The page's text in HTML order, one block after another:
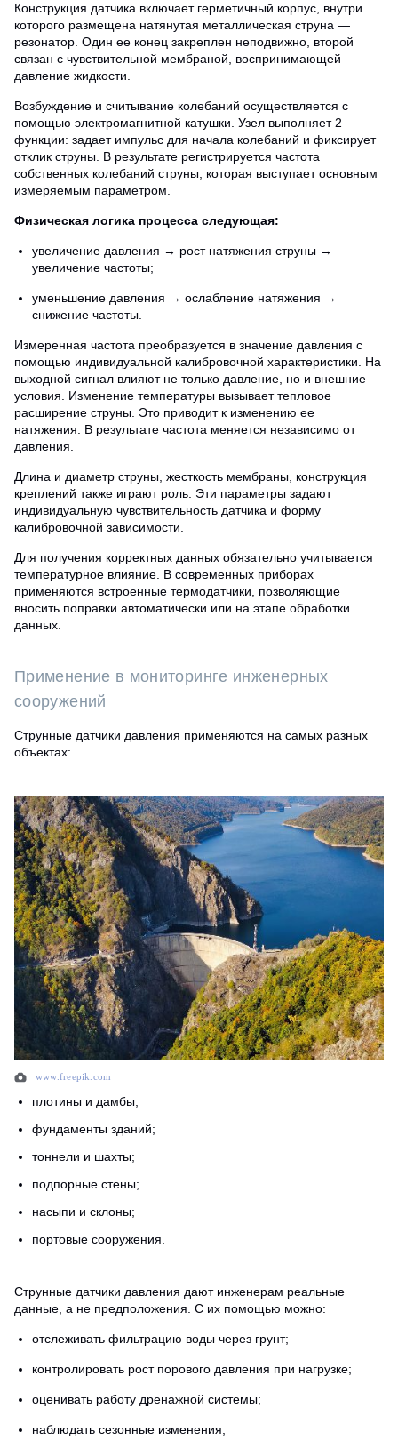
Конструкция датчика включает герметичный корпус, внутри
которого размещена натянутая металлическая струна —
резонатор. Один ее конец закреплен неподвижно, второй
связан с чувствительной мембраной, воспринимающей
давление жидкости.
Возбуждение и считывание колебаний осуществляется с
помощью электромагнитной катушки. Узел выполняет 2
функции: задает импульс для начала колебаний и фиксирует
отклик струны. В результате регистрируется частота
собственных колебаний струны, которая выступает основным
измеряемым параметром.
Физическая логика процесса следующая:
увеличение давления → рост натяжения струны →
увеличение частоты;
уменьшение давления → ослабление натяжения →
снижение частоты.
Измеренная частота преобразуется в значение давления с
помощью индивидуальной калибровочной характеристики. На
выходной сигнал влияют не только давление, но и внешние
условия. Изменение температуры вызывает тепловое
расширение струны. Это приводит к изменению ее
натяжения. В результате частота меняется независимо от
давления.
Длина и диаметр струны, жесткость мембраны, конструкция
креплений также играют роль. Эти параметры задают
индивидуальную чувствительность датчика и форму
калибровочной зависимости.
Для получения корректных данных обязательно учитывается
температурное влияние. В современных приборах
применяются встроенные термодатчики, позволяющие
вносить поправки автоматически или на этапе обработки
данных.
Применение в мониторинге инженерных
сооружений
Струнные датчики давления применяются на самых разных
объектах:
www.freepik.com
плотины и дамбы;
фундаменты зданий;
тоннели и шахты;
подпорные стены;
насыпи и склоны;
портовые сооружения.
Струнные датчики давления дают инженерам реальные
данные, а не предположения. С их помощью можно:
отслеживать фильтрацию воды через грунт;
контролировать рост порового давления при нагрузке;
оценивать работу дренажной системы;
наблюдать сезонные изменения;